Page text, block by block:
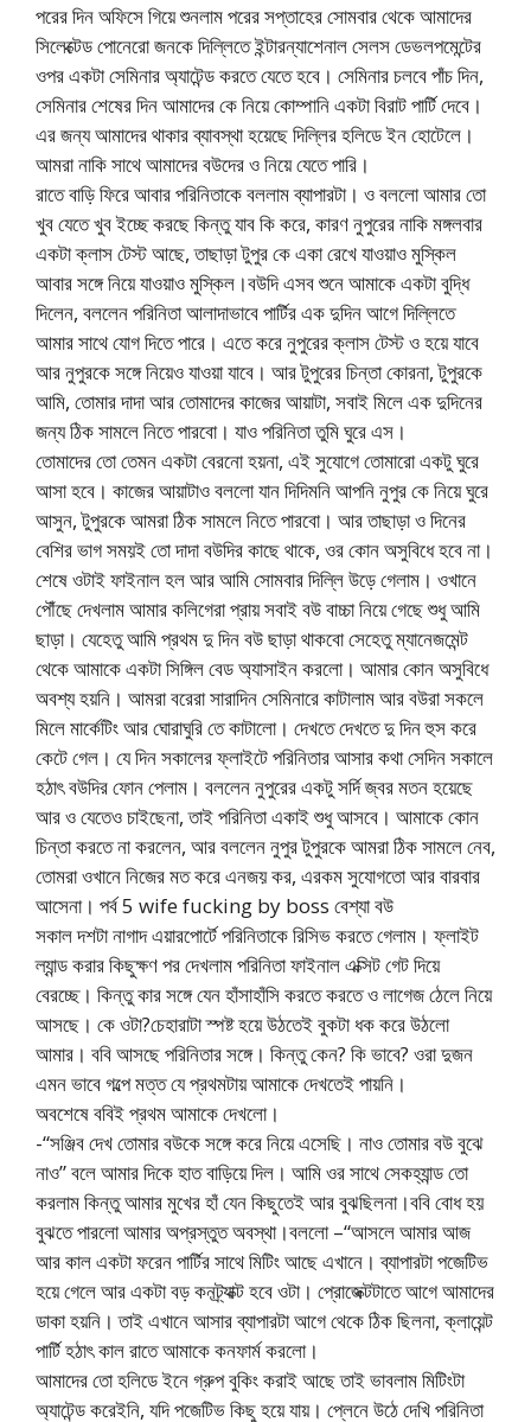
পরের দিন অফিসে গিয়ে শুনলাম পরের সপ্তাহের সোমবার থেকে আমাদের
সিলেক্টেড পোনেরো জনকে দিল্লিতে ইন্টারন্যাশেনাল সেলস ডেভলপমেন্টের
ওপর একটা সেমিনার অ্যাটেন্ড করতে যেতে হবে। সেমিনার চলবে পাঁচ দিন,
সেমিনার শেষের দিন আমাদের কে নিয়ে কোম্পানি একটা বিরাট পার্টি দেবে।
এর জন্য আমাদের থাকার ব্যাবস্থা হয়েছে দিল্লির হলিডে ইন হোটেলে।
আমরা নাকি সাথে আমাদের বউদের ও নিয়ে যেতে পারি।
রাতে বাড়ি ফিরে আবার পরিনিতাকে বললাম ব্যাপারটা। ও বললো আমার তো
খুব যেতে খুব ইচ্ছে করছে কিন্তু যাব কি করে, কারণ নুপুরের নাকি মঙ্গলবার
একটা ক্লাস টেস্ট আছে, তাছাড়া টুপুর কে একা রেখে যাওয়াও মুস্কিল
আবার সঙ্গে নিয়ে যাওয়াও মুস্কিল।বউদি এসব শুনে আমাকে একটা বুদ্ধি
দিলেন, বললেন পরিনিতা আলাদাভাবে পার্টির এক দুদিন আগে দিল্লিতে
আমার সাথে যোগ দিতে পারে। এতে করে নুপুরের ক্লাস টেস্ট ও হয়ে যাবে
আর নুপুরকে সঙ্গে নিয়েও যাওয়া যাবে। আর টুপুরের চিন্তা কোরনা, টুপুরকে
আমি, তোমার দাদা আর তোমাদের কাজের আয়াটা, সবাই মিলে এক দুদিনের
জন্য ঠিক সামলে নিতে পারবো। যাও পরিনিতা তুমি ঘুরে এস।
তোমাদের তো তেমন একটা বেরনো হয়না, এই সুযোগে তোমারো একটু ঘুরে
আসা হবে। কাজের আয়াটাও বললো যান দিদিমনি আপনি নুপুর কে নিয়ে ঘুরে
আসুন, টুপুরকে আমরা ঠিক সামলে নিতে পারবো। আর তাছাড়া ও দিনের
বেশির ভাগ সময়ই তো দাদা বউদির কাছে থাকে, ওর কোন অসুবিধে হবে না।
শেষে ওটাই ফাইনাল হল আর আমি সোমবার দিল্লি উড়ে গেলাম। ওখানে
পৌঁছে দেখলাম আমার কলিগেরা প্রায় সবাই বউ বাচ্চা নিয়ে গেছে শুধু আমি
ছাড়া। যেহেতু আমি প্রথম দু দিন বউ ছাড়া থাকবো সেহেতু ম্যানেজমেন্ট
থেকে আমাকে একটা সিঙ্গিল বেড অ্যাসাইন করলো। আমার কোন অসুবিধে
অবশ্য হয়নি। আমরা বরেরা সারাদিন সেমিনারে কাটালাম আর বউরা সকলে
মিলে মার্কেটিং আর ঘোরাঘুরি তে কাটালো। দেখতে দেখতে দু দিন হুস করে
কেটে গেল। যে দিন সকালের ফ্লাইটে পরিনিতার আসার কথা সেদিন সকালে
হঠাৎ বউদির ফোন পেলাম। বললেন নুপুরের একটু সর্দি জ্বর মতন হয়েছে
আর ও যেতেও চাইছেনা, তাই পরিনিতা একাই শুধু আসবে। আমাকে কোন
চিন্তা করতে না করলেন, আর বললেন নুপুর টুপুরকে আমরা ঠিক সামলে নেব,
তোমরা ওখানে নিজের মত করে এনজয় কর, এরকম সুযোগতো আর বারবার
আসেনা। পর্ব 5 wife fucking by boss বেশ্যা বউ
সকাল দশটা নাগাদ এয়ারপোর্টে পরিনিতাকে রিসিভ করতে গেলাম। ফ্লাইট
ল্যান্ড করার কিছুক্ষণ পর দেখলাম পরিনিতা ফাইনাল এক্সিট গেট দিয়ে
বেরচ্ছে। কিন্তু কার সঙ্গে যেন হাঁসাহাঁসি করতে করতে ও লাগেজ ঠেলে নিয়ে
আসছে। কে ওটা?চেহারাটা স্পষ্ট হয়ে উঠতেই বুকটা ধক করে উঠলো
আমার। ববি আসছে পরিনিতার সঙ্গে। কিন্তু কেন? কি ভাবে? ওরা দুজন
এমন ভাবে গল্পে মত্ত যে প্রথমটায় আমাকে দেখতেই পায়নি।
অবশেষে ববিই প্রথম আমাকে দেখলো।
-“সঞ্জিব দেখ তোমার বউকে সঙ্গে করে নিয়ে এসেছি। নাও তোমার বউ বুঝে
নাও” বলে আমার দিকে হাত বাড়িয়ে দিল। আমি ওর সাথে সেকহ্যান্ড তো
করলাম কিন্তু আমার মুখের হাঁ যেন কিছুতেই আর বুঝছিলনা।ববি বোধ হয়
বুঝতে পারলো আমার অপ্রস্তুত অবস্থা।বললো –“আসলে আমার আজ
আর কাল একটা ফরেন পার্টির সাথে মিটিং আছে এখানে। ব্যাপারটা পজেটিভ
হয়ে গেলে আর একটা বড় কনট্র্যাক্ট হবে ওটা। প্রোজেক্টটাতে আগে আমাদের
ডাকা হয়নি। তাই এখানে আসার ব্যাপারটা আগে থেকে ঠিক ছিলনা, ক্লায়েন্ট
পার্টি হঠাৎ কাল রাতে আমাকে কনফার্ম করলো।
আমাদের তো হলিডে ইনে গ্রুপ বুকিং করাই আছে তাই ভাবলাম মিটিংটা
অ্যাটেন্ড করেইনি, যদি পজেটিভ কিছু হয়ে যায়। প্লেনে উঠে দেখি পরিনিতা